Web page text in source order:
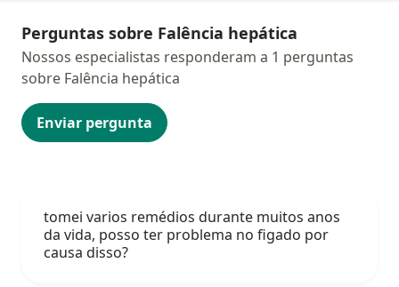
Perguntas sobre Falência hepática
Enviar pergunta
Nossos especialistas responderam a 1 perguntas
sobre Falência hepática
tomei varios remédios durante muitos anos
da vida, posso ter problema no figado por
causa disso?